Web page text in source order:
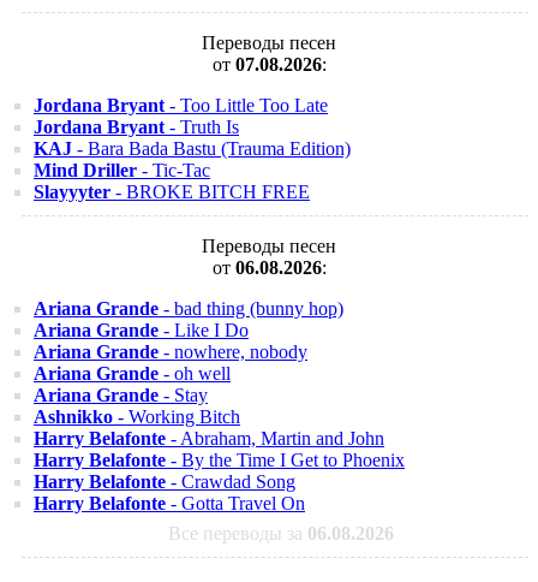
Переводы песен
от 07.08.2026:
Jordana Bryant - Too Little Too Late
Jordana Bryant - Truth Is
KAJ - Bara Bada Bastu (Trauma Edition)
Mind Driller - Tic-Tac
Slayyyter - BROKE BITCH FREE
Переводы песен
от 06.08.2026:
Ariana Grande - bad thing (bunny hop)
Ariana Grande - Like I Do
Ariana Grande - nowhere, nobody
Ariana Grande - oh well
Ariana Grande - Stay
Ashnikko - Working Bitch
Harry Belafonte - Abraham, Martin and John
Harry Belafonte - By the Time I Get to Phoenix
Harry Belafonte - Crawdad Song
Harry Belafonte - Gotta Travel On
Все переводы за 06.08.2026